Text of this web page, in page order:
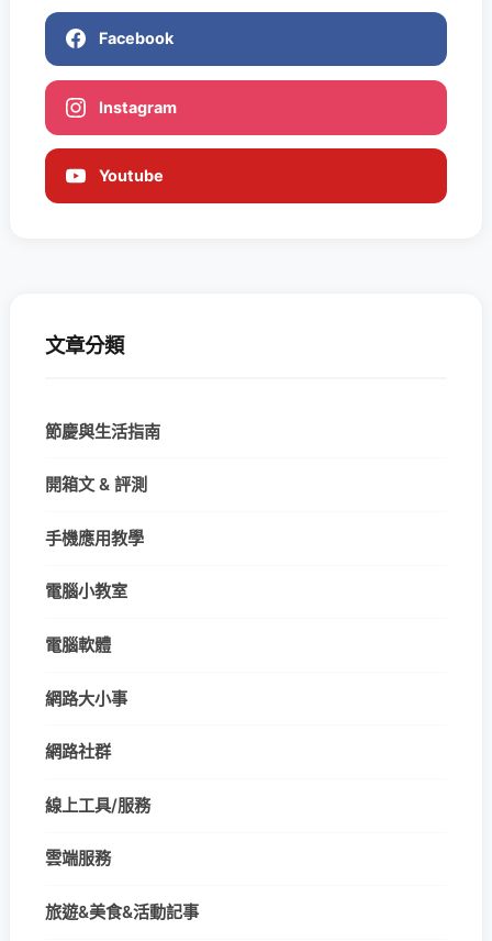
Facebook
Instagram
Youtube
文章分類
節慶與生活指南
開箱文 & 評測
手機應用教學
電腦小教室
電腦軟體
網路大小事
網路社群
線上工具/服務
雲端服務
旅遊&美食&活動記事